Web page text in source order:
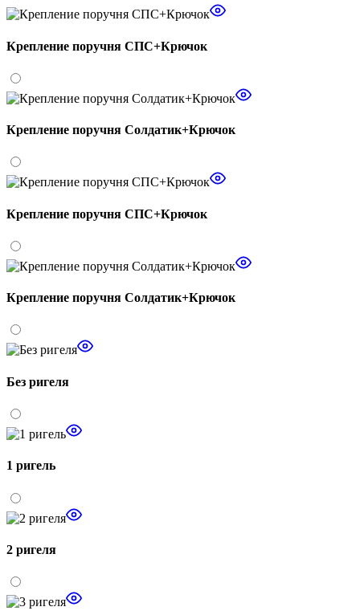
Крепление поручня СПС+Крючок
Крепление поручня Солдатик+Крючок
Крепление поручня СПС+Крючок
Крепление поручня Солдатик+Крючок
Без ригеля
1 ригель
2 ригеля